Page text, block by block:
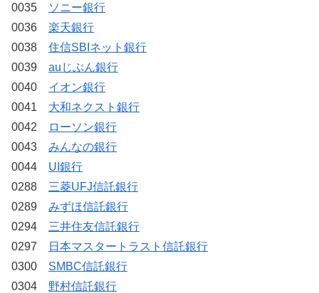
0035
ソニー銀行
0036 楽天銀行
0038 住信SBIネット銀行
0039 auじぶん銀行
0040 イオン銀行
0041 大和ネクスト銀行
0042
ローソン銀行
0043 みんなの銀行
0044 UI銀行
0288 三菱UFJ信託銀行
0289 みずほ信託銀行
0294 三井住友信託銀行
0297
日本マスタートラスト信託銀行
0300 SMBC信託銀行
0304 野村信託銀行